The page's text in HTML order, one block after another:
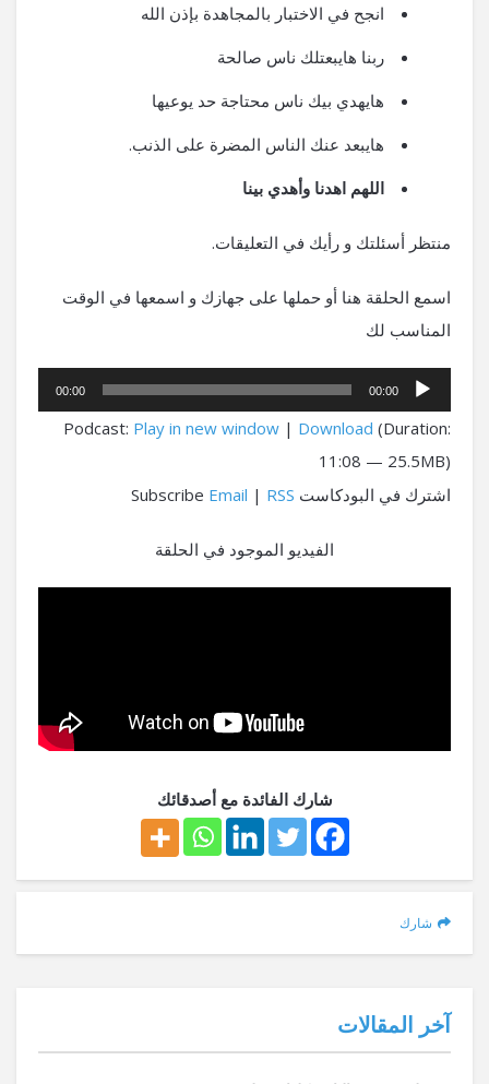
انجح في الاختبار بالمجاهدة بإذن الله
ربنا هايبعتلك ناس صالحة
هايهدي بيك ناس محتاجة حد يوعيها
هايبعد عنك الناس المضرة على الذنب.
اللهم اهدنا وأهدي بينا
منتظر أسئلتك و رأيك في التعليقات.
اسمع الحلقة هنا أو حملها على جهازك و اسمعها في الوقت
المناسب لك
مشغل
الصوت
00:00
00:00
Podcast: Play in new window | Download (Duration:
11:08 — 25.5MB)
اشترك في البودكاست Subscribe
Email | RSS
الفيديو الموجود في الحلقة
شارك الفائدة مع أصدقائك
شارك
آخر المقالات